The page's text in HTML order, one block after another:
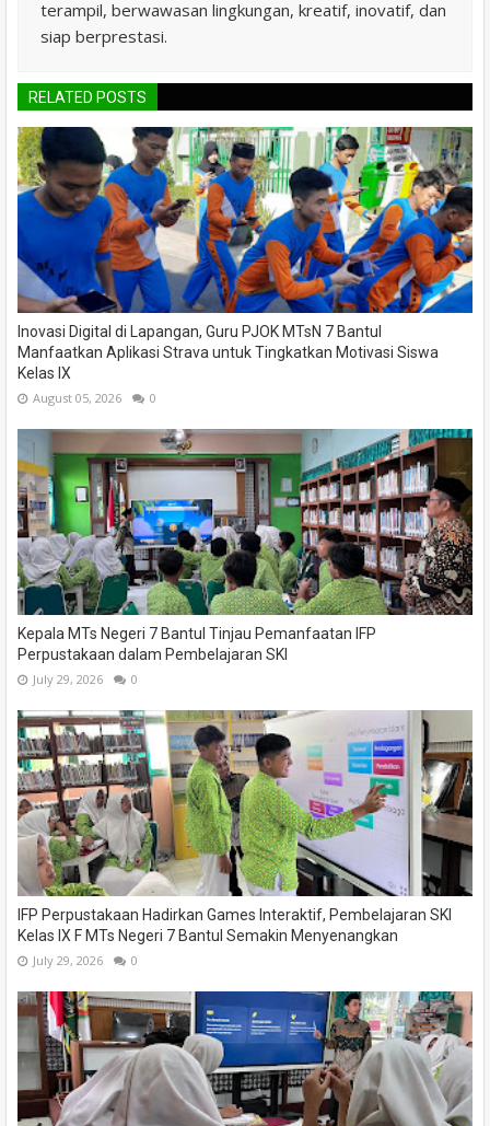
terampil, berwawasan lingkungan, kreatif, inovatif, dan
siap berprestasi.
RELATED POSTS
Inovasi Digital di Lapangan, Guru PJOK MTsN 7 Bantul
Manfaatkan Aplikasi Strava untuk Tingkatkan Motivasi Siswa
Kelas IX
August 05, 2026 0
Kepala MTs Negeri 7 Bantul Tinjau Pemanfaatan IFP
Perpustakaan dalam Pembelajaran SKI
July 29, 2026 0
IFP Perpustakaan Hadirkan Games Interaktif, Pembelajaran SKI
Kelas IX F MTs Negeri 7 Bantul Semakin Menyenangkan
July 29, 2026 0